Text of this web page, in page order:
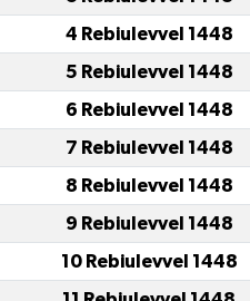
4 Rebiulevvel 1448
5 Rebiulevvel 1448
6 Rebiulevvel 1448
7 Rebiulevvel 1448
8 Rebiulevvel 1448
9 Rebiulevvel 1448
10 Rebiulevvel 1448